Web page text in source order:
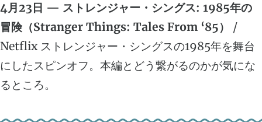
4月23日 — ストレンジャー・シングス: 1985年の
冒険（Stranger Things: Tales From ‘85）
/
Netflix ストレンジャー・シングスの1985年を舞台
にしたスピンオフ。本編とどう繋がるのかが気にな
るところ。